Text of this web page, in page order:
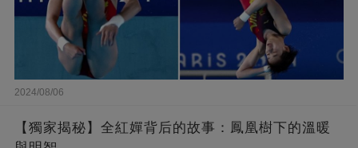
2024/08/06
【獨家揭秘】全紅嬋背后的故事：鳳凰樹下的溫暖